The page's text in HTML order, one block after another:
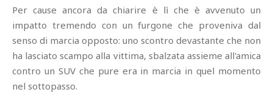
Per cause ancora da chiarire è lì che è avvenuto un
impatto tremendo con un furgone che proveniva dal
senso di marcia opposto: uno scontro devastante che non
ha lasciato scampo alla vittima, sbalzata assieme all'amica
contro un SUV che pure era in marcia in quel momento
nel sottopasso.